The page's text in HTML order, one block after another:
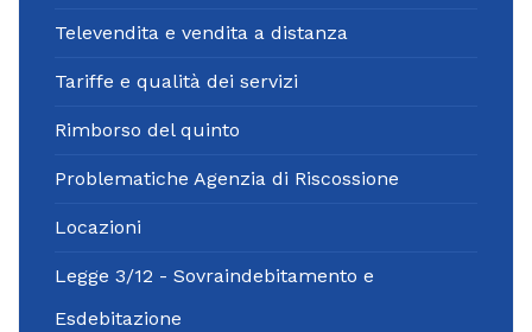
Televendita e vendita a distanza
Tariffe e qualità dei servizi
Rimborso del quinto
Problematiche Agenzia di Riscossione
Locazioni
Legge 3/12 - Sovraindebitamento e
Esdebitazione